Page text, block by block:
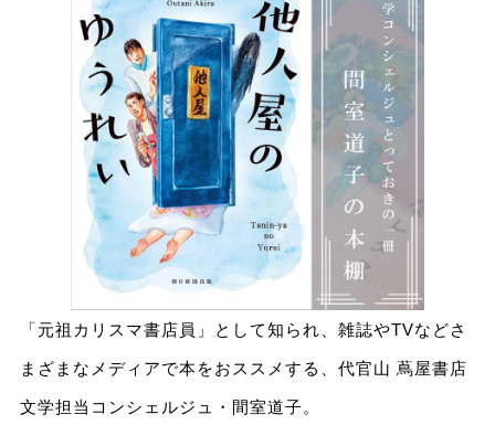
「元祖カリスマ書店員」として知られ、雑誌やTVなどさ
まざまなメディアで本をおススメする、代官山 蔦屋書店
文学担当コンシェルジュ・間室道子。